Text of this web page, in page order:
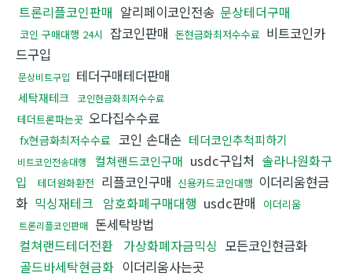
트론리플코인판매 알리페이코인전송 문상테더구매
코인 구매대행 24시 잡코인판매 돈현금화최저수수료 비트코인카
드구입
문상비트구입 테더구매테더판매
세탁재테크 코인현금화최저수수료
테더트론파는곳 오다집수수료
fx현금화최저수수료 코인 손대손 테더코인추척피하기
비트코인전송대행 컬쳐랜드코인구매 usdc구입처 솔라나원화구
입
테더원화환전 리플코인구매 신용카드코인대행 이더리움현금
화 믹싱재테크 암호화폐구매대행 usdc판매 이더리움
트론리플코인판매 돈세탁방법
컬쳐랜드테더전환 가상화폐자금믹싱 모든코인현금화
골드바세탁현금화 이더리움사는곳